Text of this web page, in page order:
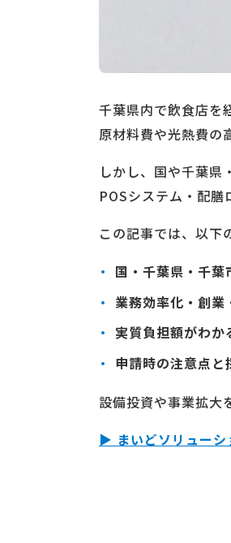
千葉県内で飲食店を
原材料費や光熱費の
しかし、国や千葉県
POSシステム・配膳
この記事では、以下
国・千葉県・千葉
業務効率化・創業
実質負担額がわか
申請時の注意点と
設備投資や事業拡大
▶ まいどソリューシ